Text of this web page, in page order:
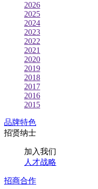
2026
2025
2024
2023
2022
2021
2020
2019
2018
2017
2016
2015
品牌特色
招贤纳士
加入我们
人才战略
招商合作